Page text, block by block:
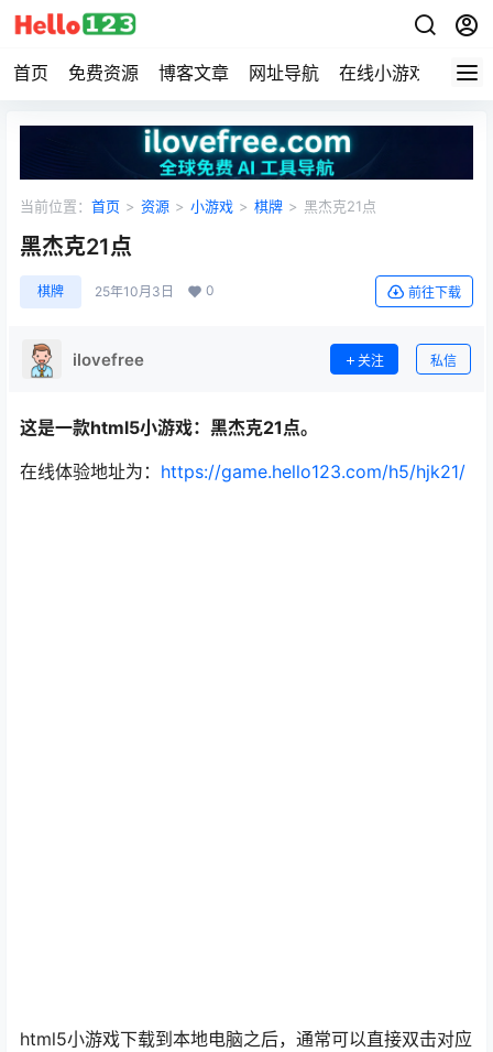
首页 免费资源 博客文章 网址导航 在线小游戏
当前位置： 首页 > 资源 > 小游戏 > 棋牌 > 黑杰克21点
黑杰克21点
棋牌 25年10月3日 0 前往下载
ilovefree 关注 私信
这是一款html5小游戏：黑杰克21点。
在线体验地址为： https://game.hello123.com/h5/hjk21/
html5小游戏下载到本地电脑之后，通常可以直接双击对应